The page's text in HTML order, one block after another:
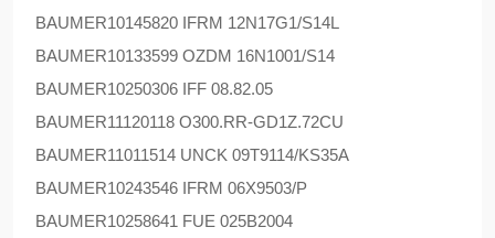
BAUMER10145820 IFRM 12N17G1/S14L
BAUMER10133599 OZDM 16N1001/S14
BAUMER10250306 IFF 08.82.05
BAUMER11120118 O300.RR-GD1Z.72CU
BAUMER11011514 UNCK 09T9114/KS35A
BAUMER10243546 IFRM 06X9503/P
BAUMER10258641 FUE 025B2004